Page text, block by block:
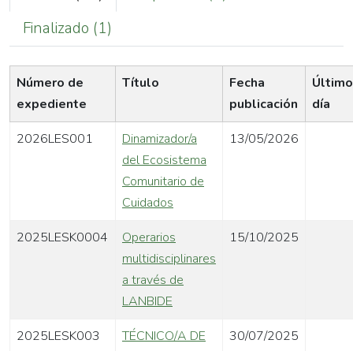
Finalizado (1)
Número de
expediente
Título
Fecha
publicación
Último
día
2026LES001
Dinamizador/a
del Ecosistema
Comunitario de
Cuidados
13/05/2026
2025LESK0004
Operarios
multidisciplinares
a través de
LANBIDE
15/10/2025
2025LESK003
TÉCNICO/A DE
30/07/2025